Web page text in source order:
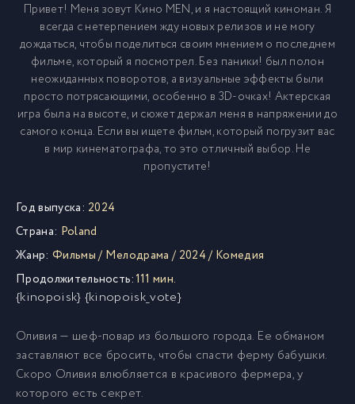
Привет! Меня зовут Кино MEN, и я настоящий киноман. Я
всегда с нетерпением жду новых релизов и не могу
дождаться, чтобы поделиться своим мнением о последнем
фильме, который я посмотрел. Без паники! был полон
неожиданных поворотов, а визуальные эффекты были
просто потрясающими, особенно в 3D-очках! Актерская
игра была на высоте, и сюжет держал меня в напряжении до
самого конца. Если вы ищете фильм, который погрузит вас
в мир кинематографа, то это отличный выбор. Не
пропустите!
Год выпуска: 2024
Страна: Poland
Жанр: Фильмы/ Мелодрама / 2024/ Комедия
Продолжительность:111 мин.
{kinopoisk} {kinopoisk_vote}
Оливия — шеф-повар из большого города. Ее обманом
заставляют все бросить, чтобы спасти ферму бабушки.
Скоро Оливия влюбляется в красивого фермера, у
которого есть секрет.